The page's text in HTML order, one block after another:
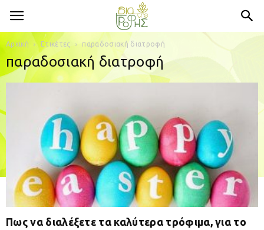
Αρχική Ετικέτες παραδοσιακή διατροφή
παραδοσιακή διατροφή
Πως να διαλέξετε τα καλύτερα τρόφιμα, για το